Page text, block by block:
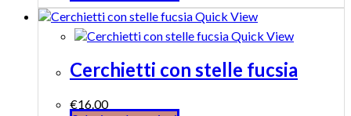
Quick View
Quick View
Cerchietti con stelle fucsia
€16.00